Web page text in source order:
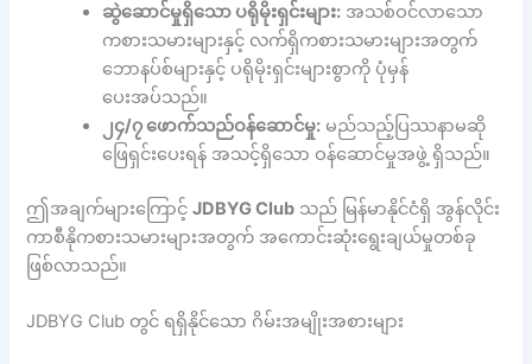
ဆွဲဆောင်မှုရှိသော ပရိုမိုးရှင်းများ: အသစ်ဝင်လာသော
ကစားသမားများနှင့် လက်ရှိကစားသမားများအတွက်
ဘောနပ်စ်များနှင့် ပရိုမိုးရှင်းများစွာကို ပုံမှန်
ပေးအပ်သည်။
၂၄/၇ ဖောက်သည်ဝန်ဆောင်မှု: မည်သည့်ပြဿနာမဆို
ဖြေရှင်းပေးရန် အသင့်ရှိသော ဝန်ဆောင်မှုအဖွဲ့ ရှိသည်။
ဤအချက်များကြောင့်JDBYG Club သည် မြန်မာနိုင်ငံရှိ အွန်လိုင်း
ကာစီနိုကစားသမားများအတွက် အကောင်းဆုံးရွေးချယ်မှုတစ်ခု
ဖြစ်လာသည်။
JDBYG Club တွင် ရရှိနိုင်သော ဂိမ်းအမျိုးအစားများ